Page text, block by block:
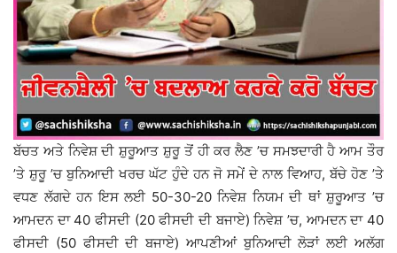
ਬੱਚਤ ਅਤੇ ਨਿਵੇਸ਼ ਦੀ ਸ਼ੁਰੂਆਤ ਸ਼ੁਰੂ ਤੋਂ ਹੀ ਕਰ ਲੈਣ ’ਚ ਸਮਝਦਾਰੀ ਹੈ ਆਮ ਤੌਰ
’ਤੇ ਸ਼ੁਰੂ ’ਚ ਬੁਨਿਆਦੀ ਖਰਚ ਘੱਟ ਹੁੰਦੇ ਹਨ ਜੋ ਸਮੇਂ ਦੇ ਨਾਲ ਵਿਆਹ, ਬੱਚੇ ਹੋਣ ’ਤੇ
ਵਧਣ ਲੱਗਦੇ ਹਨ ਇਸ ਲਈ 50-30-20 ਨਿਵੇਸ਼ ਨਿਯਮ ਦੀ ਥਾਂ ਸ਼ੁਰੂਆਤ ’ਚ
ਆਮਦਨ ਦਾ 40 ਫੀਸਦੀ (20 ਫੀਸਦੀ ਦੀ ਬਜਾਏ) ਨਿਵੇਸ਼ ’ਚ, ਆਮਦਨ ਦਾ 40
ਫੀਸਦੀ (50 ਫੀਸਦੀ ਦੀ ਬਜਾਏ) ਆਪਣੀਆਂ ਬੁਨਿਆਦੀ ਲੋੜਾਂ ਲਈ ਅਲੱਗ